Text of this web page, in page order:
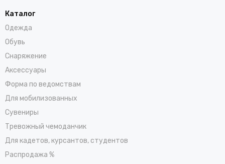
Каталог
Одежда
Обувь
Снаряжение
Аксессуары
Форма по ведомствам
Для мобилизованных
Сувениры
Тревожный чемоданчик
Для кадетов, курсантов, студентов
Распродажа %